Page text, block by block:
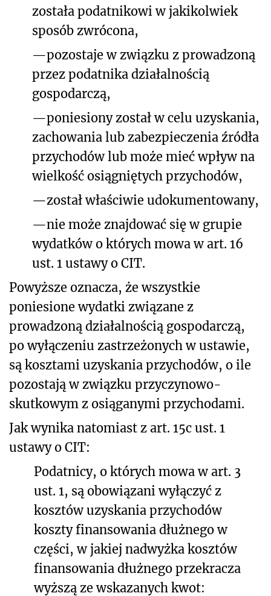
została podatnikowi w jakikolwiek
sposób zwrócona,
—pozostaje w związku z prowadzoną
przez podatnika działalnością
gospodarczą,
—poniesiony został w celu uzyskania,
zachowania lub zabezpieczenia źródła
przychodów lub może mieć wpływ na
wielkość osiągniętych przychodów,
—został właściwie udokumentowany,
—nie może znajdować się w grupie
wydatków o których mowa w art. 16
ust. 1 ustawy o CIT.
Powyższe oznacza, że wszystkie
poniesione wydatki związane z
prowadzoną działalnością gospodarczą,
po wyłączeniu zastrzeżonych w ustawie,
są kosztami uzyskania przychodów, o ile
pozostają w związku przyczynowo-
skutkowym z osiąganymi przychodami.
Jak wynika natomiast z art. 15c ust. 1
ustawy o CIT:
Podatnicy, o których mowa w art. 3
ust. 1, są obowiązani wyłączyć z
kosztów uzyskania przychodów
koszty finansowania dłużnego w
części, w jakiej nadwyżka kosztów
finansowania dłużnego przekracza
wyższą ze wskazanych kwot: